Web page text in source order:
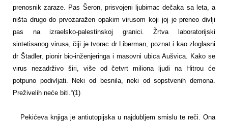
prenosnik zaraze. Pas Šeron, prisvojeni ljubimac dečaka sa leta, a
ništa drugo do prvozaražen opakim virusom koji joj je preneo divlji
pas na izraelsko-palestinskoj granici. Žrtva laboratorijski
sintetisanog virusa, čiji je tvorac dr Liberman, poznat i kao zloglasni
dr Štadler, pionir bio-inženjeringa i masovni ubica Aušvica. Kako se
virus nezadrživo širi, više od četvrt miliona ljudi na Hitrou će
potpuno podivljati. Neki od besnila, neki od sopstvenih demona.
Preživelih neće biti.“(1)
Pekićeva knjiga je antiutopijska u najdubljem smislu te reči. Ona